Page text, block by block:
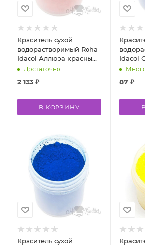
Краситель сухой
водорастворимый Roha
Idacol Аллюра красный
АС E129 500 гр
Достаточно
2 133 ₽
В КОРЗИНУ
Idacol
FCF
87₽
Краситель сухой